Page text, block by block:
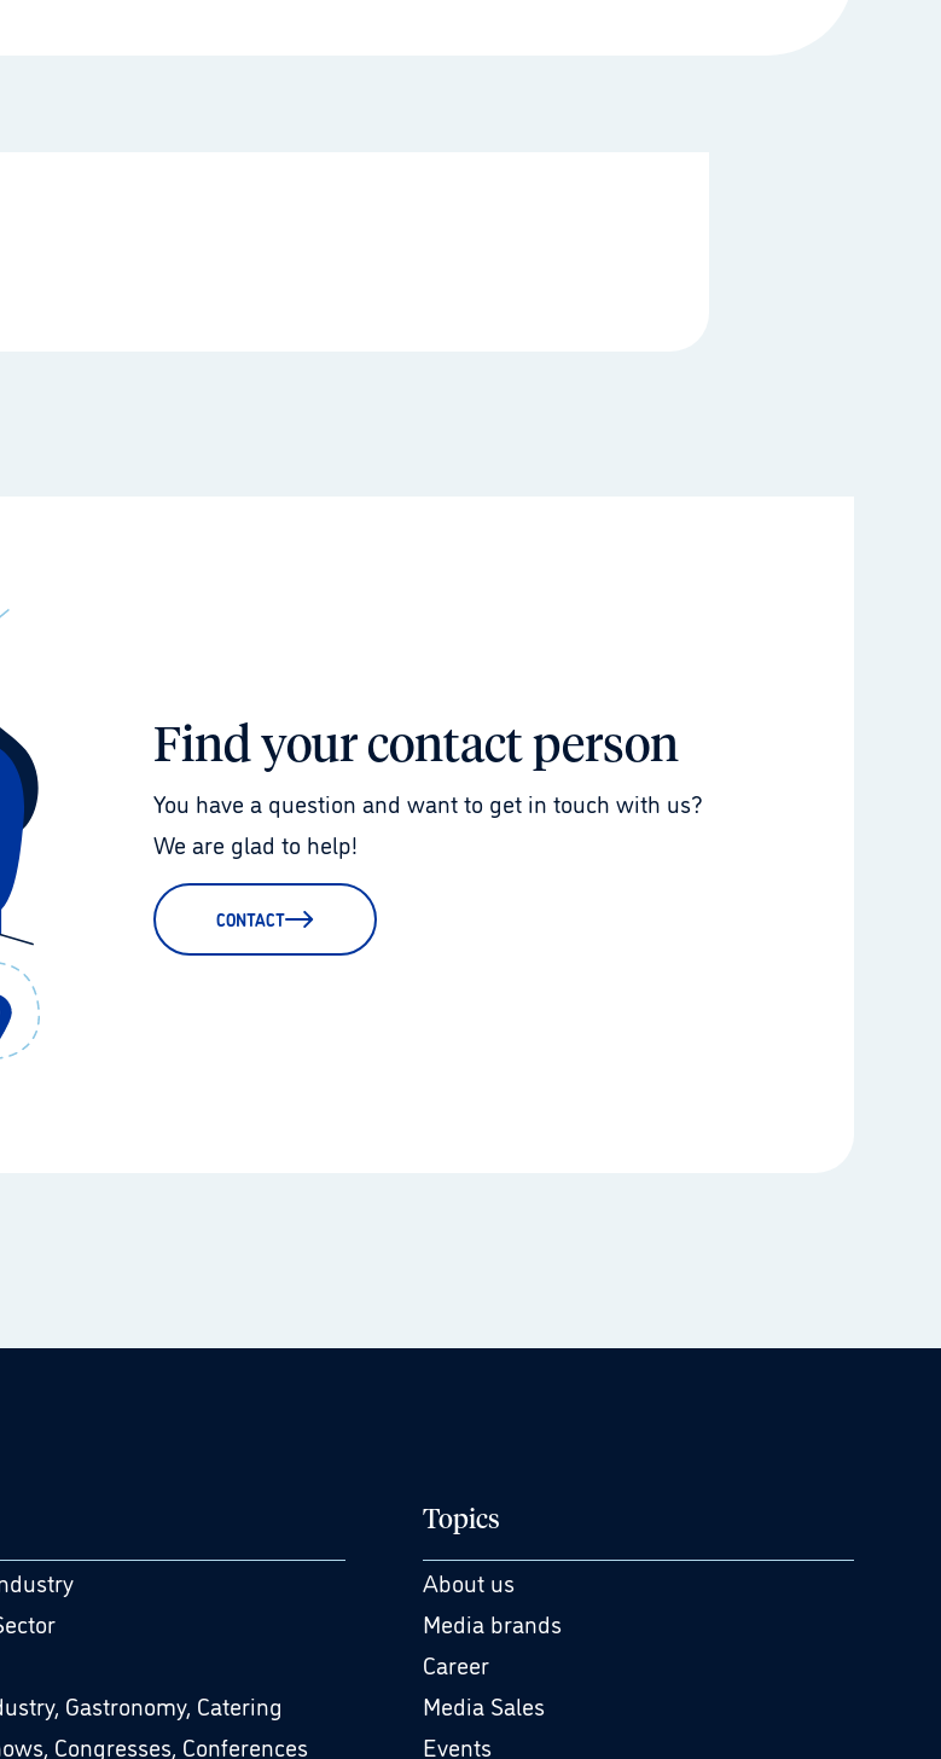
Find your contact person
You have a question and want to get in touch with us?
We are glad to help!
CONTACT
Gastronomy, Catering
Congresses, Conferences
Topics
About us
Media brands
Career
Media Sales
Events